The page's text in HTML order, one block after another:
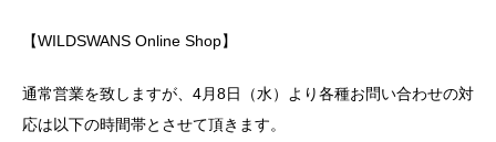
【WILDSWANS Online Shop】
通常営業を致しますが、4月8日（水）より各種お問い合わせの対
応は以下の時間帯とさせて頂きます。